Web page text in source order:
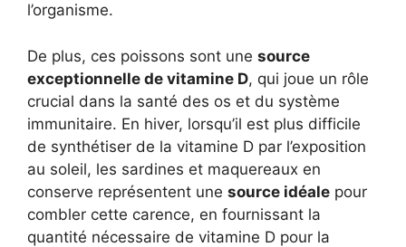
l’organisme.
De plus, ces poissons sont une source
exceptionnelle de vitamine D, qui joue un rôle
crucial dans la santé des os et du système
immunitaire. En hiver, lorsqu’il est plus difficile
de synthétiser de la vitamine D par l’exposition
au soleil, les sardines et maquereaux en
conserve représentent une source idéale pour
combler cette carence, en fournissant la
quantité nécessaire de vitamine D pour la